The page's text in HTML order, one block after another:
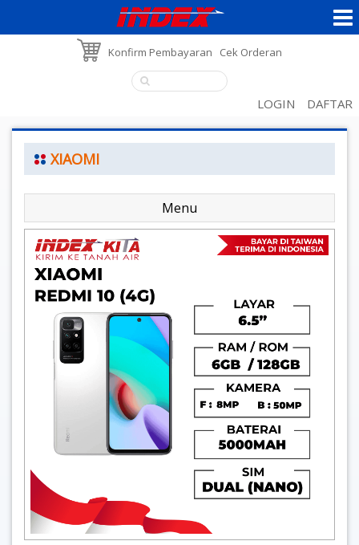
Konfirm Pembayaran Cek Orderan
LOGIN DAFTAR
XIAOMI
Menu